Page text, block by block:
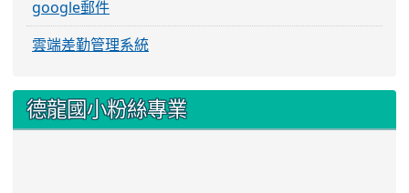
google郵件
雲端差勤管理系統
德龍國小粉絲專業